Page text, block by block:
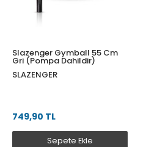
Slazenger Gymball 55 Cm
Gri (Pompa Dahildir)
SLAZENGER
749,90 TL
Sepete Ekle